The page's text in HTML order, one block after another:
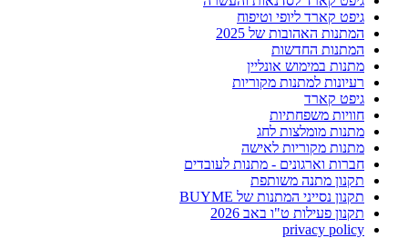
גיפט קארד ליופי וטיפוח
המתנות האהובות של 2025
המתנות החדשות
מתנות במימוש אונליין
רעיונות למתנות מקוריות
גיפט קארד
חוויות משפחתיות
מתנות מומלצות לחג
מתנות מקוריות לאישה
חברות וארגונים - מתנות לעובדים
תקנון מתנה משותפת
תקנון נסייני המתנות של BUYME
תקנון פעילות ט"ו באב 2026
privacy policy